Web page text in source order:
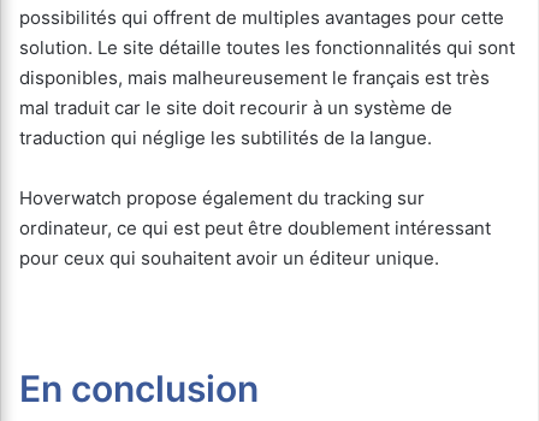
possibilités qui offrent de multiples avantages pour cette
solution. Le site détaille toutes les fonctionnalités qui sont
disponibles, mais malheureusement le français est très
mal traduit car le site doit recourir à un système de
traduction qui néglige les subtilités de la langue.
Hoverwatch propose également du tracking sur
ordinateur, ce qui est peut être doublement intéressant
pour ceux qui souhaitent avoir un éditeur unique.
En conclusion